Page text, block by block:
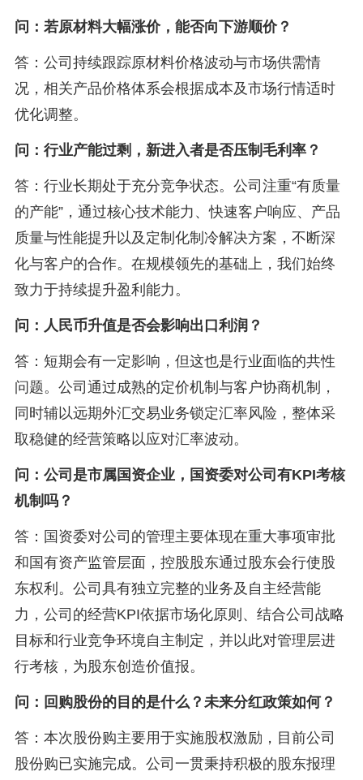
问：若原材料大幅涨价，能否向下游顺价？
答：公司持续跟踪原材料价格波动与市场供需情
况，相关产品价格体系会根据成本及市场行情适时
优化调整。
问：行业产能过剩，新进入者是否压制毛利率？
答：行业长期处于充分竞争状态。公司注重“有质量
的产能”，通过核心技术能力、快速客户响应、产品
质量与性能提升以及定制化制冷解决方案，不断深
化与客户的合作。在规模领先的基础上，我们始终
致力于持续提升盈利能力。
问：人民币升值是否会影响出口利润？
答：短期会有一定影响，但这也是行业面临的共性
问题。公司通过成熟的定价机制与客户协商机制，
同时辅以远期外汇交易业务锁定汇率风险，整体采
取稳健的经营策略以应对汇率波动。
问：公司是市属国资企业，国资委对公司有KPI考核
机制吗？
答：国资委对公司的管理主要体现在重大事项审批
和国有资产监管层面，控股股东通过股东会行使股
东权利。公司具有独立完整的业务及自主经营能
力，公司的经营KPI依据市场化原则、结合公司战略
目标和行业竞争环境自主制定，并以此对管理层进
行考核，为股东创造价值报。
问：回购股份的目的是什么？未来分红政策如何？
答：本次股份购主要用于实施股权激励，目前公司
股份购已实施完成。公司一贯秉持积极的股东报理